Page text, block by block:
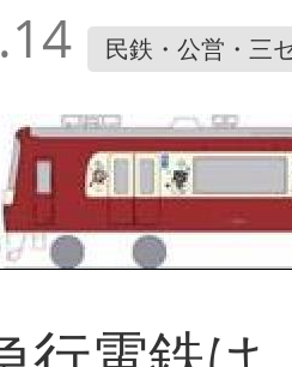
民鉄・公営・三